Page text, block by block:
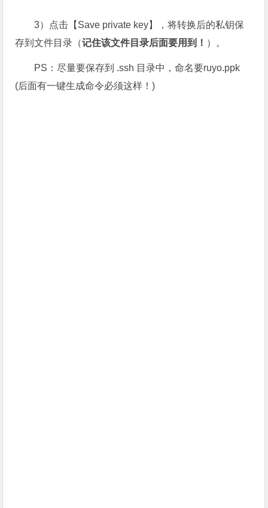
3）点击【Save private key】，将转换后的私钥保
存到文件目录（记住该文件目录后面要用到！ ）。
PS：尽量要保存到 .ssh 目录中，命名要ruyo.ppk
(后面有一键生成命令必须这样！)